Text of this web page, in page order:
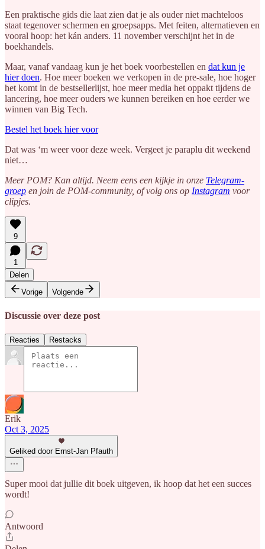
Een praktische gids die laat zien dat je als ouder niet machteloos
staat tegenover schermen en groepsapps. Met feiten, alternatieven en
vooral hoop: het kán anders. 11 november verschijnt het in de
boekhandels.
Maar, vanaf vandaag kun je het boek voorbestellen en dat kun je
hier doen. Hoe meer boeken we verkopen in de pre-sale, hoe hoger
het komt in de bestsellerlijst, hoe meer media het oppakt tijdens de
lancering, hoe meer ouders we kunnen bereiken en hoe eerder we
winnen van Big Tech.
Bestel het boek hier voor
Dat was ‘m weer voor deze week. Vergeet je paraplu dit weekend
niet…
Meer POM? Kan altijd. Neem eens een kijkje in onze Telegram-
groep en join de POM-community, of volg ons op Instagram voor
clipjes.
9
1
Delen
Vorige
Volgende
Discussie over deze post
Reacties Restacks
Erik
Oct 3, 2025
Geliked door Ernst-Jan Pfauth
Super mooi dat jullie dit boek uitgeven, ik hoop dat het een succes
wordt!
Antwoord